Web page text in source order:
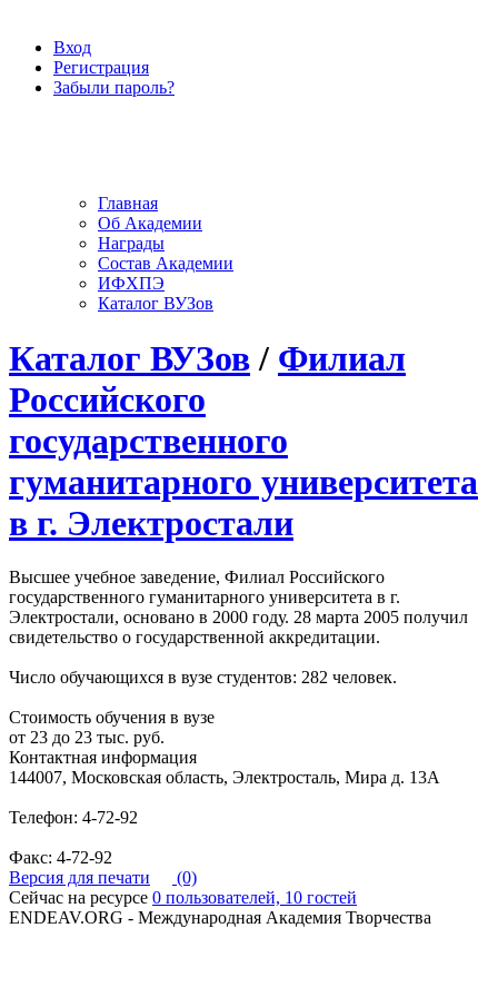
Вход
Регистрация
Забыли пароль?
Главная
Об Академии
Награды
Состав Академии
ИФХПЭ
Каталог ВУЗов
Каталог ВУЗов / Филиал
Российского
государственного
гуманитарного университета
в г. Электростали
Высшее учебное заведение, Филиал Российского
государственного гуманитарного университета в г.
Электростали, основано в 2000 году. 28 марта 2005 получил
свидетельство о государственной аккредитации.
Число обучающихся в вузе студентов: 282 человек.
Стоимость обучения в вузе
от 23 до 23 тыс. руб.
Контактная информация
144007, Московская область, Электросталь, Мира д. 13А
Телефон: 4-72-92
Факс: 4-72-92
Версия для печати
(0)
Сейчас на ресурсе 0 пользователей, 10 гостей
ENDEAV.ORG - Международная Академия Творчества